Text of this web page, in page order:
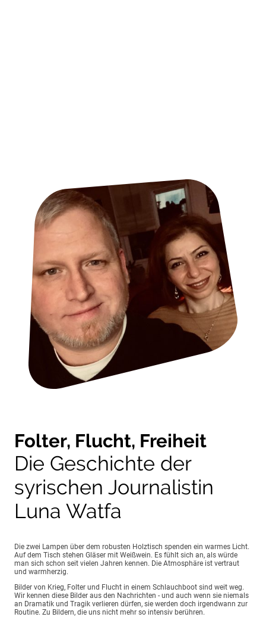
Folter, Flucht, Freiheit
Die Geschichte der
syrischen Journalistin
Luna Watfa
Die zwei Lampen über dem robusten Holztisch spenden ein warmes Licht.
Auf dem Tisch stehen Gläser mit Weißwein. Es fühlt sich an, als würde
man sich schon seit vielen Jahren kennen. Die Atmosphäre ist vertraut
und warmherzig.
Bilder von Krieg, Folter und Flucht in einem Schlauchboot sind weit weg.
Wir kennen diese Bilder aus den Nachrichten - und auch wenn sie niemals
an Dramatik und Tragik verlieren dürfen, sie werden doch irgendwann zur
Routine. Zu Bildern, die uns nicht mehr so intensiv berühren.